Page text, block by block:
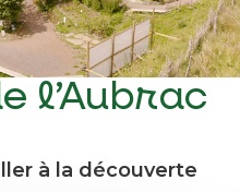
l’Aubrac
à la découverte